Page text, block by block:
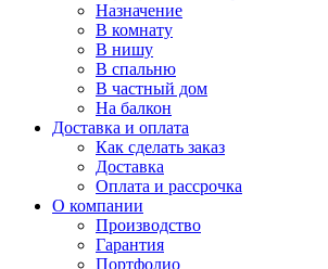
Назначение
В комнату
В нишу
В спальню
В частный дом
На балкон
Доставка и оплата
Как сделать заказ
Доставка
Оплата и рассрочка
О компании
Производство
Гарантия
Портфолио